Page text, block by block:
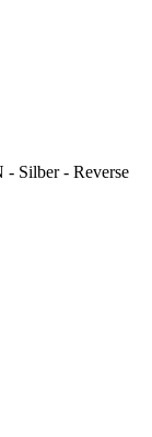
Silber - Reverse